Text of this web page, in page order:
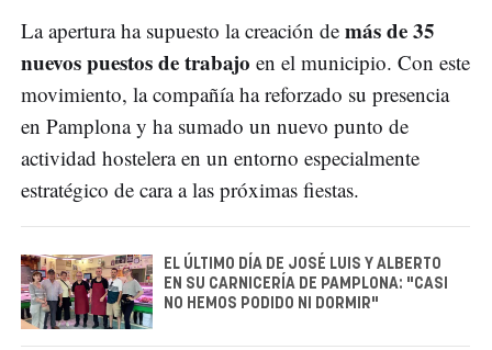
La apertura ha supuesto la creación de más de 35
nuevos puestos de trabajo en el municipio. Con este
movimiento, la compañía ha reforzado su presencia
en Pamplona y ha sumado un nuevo punto de
actividad hostelera en un entorno especialmente
estratégico de cara a las próximas fiestas.
EL ÚLTIMO DÍA DE JOSÉ LUIS Y ALBERTO
EN SU CARNICERÍA DE PAMPLONA: "CASI
NO HEMOS PODIDO NI DORMIR"